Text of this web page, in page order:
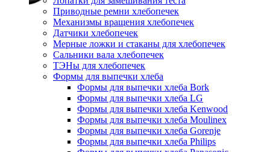
Приводные ремни хлебопечек
Механизмы вращения хлебопечек
Датчики хлебопечек
Мерные ложки и стаканы для хлебопечек
Сальники вала хлебопечек
ТЭНы для хлебопечек
Формы для выпечки хлеба
Формы для выпечки хлеба Bork
Формы для выпечки хлеба LG
Формы для выпечки хлеба Kenwood
Формы для выпечки хлеба Moulinex
Формы для выпечки хлеба Gorenje
Формы для выпечки хлеба Philips